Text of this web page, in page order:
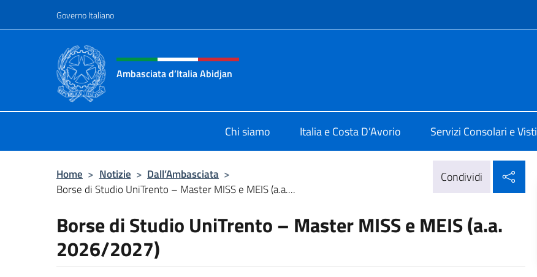
Governo Italiano
Intestazione sito, social e menù
Ambasciata d’Italia Abidjan
Chi siamo Italia e Costa D’Avorio Servizi Consolari e Visti
Home > Notizie > Dall’Ambasciata >
Borse di Studio UniTrento – Master MISS e MEIS (a.a....
Condividi
Borse di Studio UniTrento – Master MISS e MEIS (a.a.
2026/2027)